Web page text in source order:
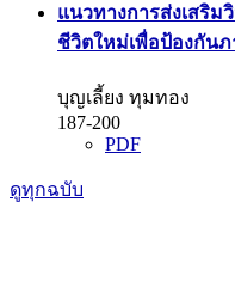
แนวทางการส่งเสริม
ชีวิตใหม่เพื่อป้องกันภ
บุญเลี้ยง ทุมทอง
187-200
PDF
ดูทุกฉบับ